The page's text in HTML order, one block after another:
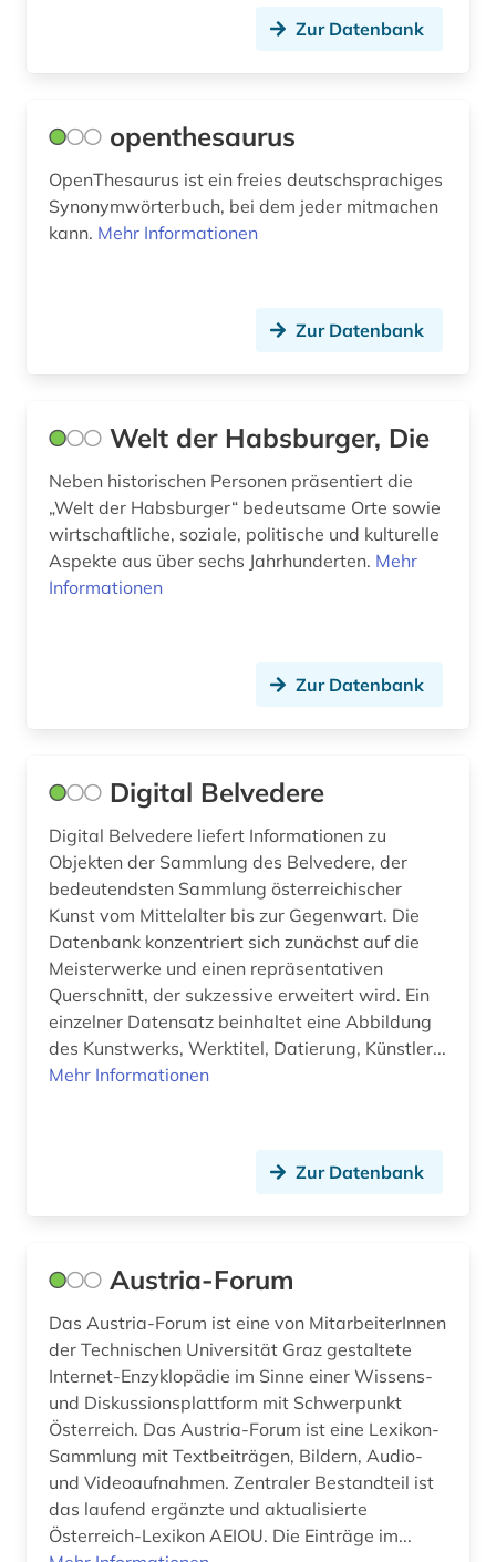
geschichte 1500 - 1800 (1)
geschichte 1740-1945 (1)
geschichte 1800-1930 (1)
geschichte 1815-1945 (1)
geschichte 1917-1970 (1)
geschichte 1933-1945 (1)
geschichte 1939-1945 (1)
geschichte 1945- (1)
geschichte 1945-2000 (1)
geschichte 1973-1995 (1)
geschichte 500 - 1250 (1)
geschichte <1848 -1938> (1)
geschichte anfänge-1400 (1)
geschichte der philologie (1)
gesetz (2)
gesetzeskommentare (1)
gesundheitswesen (2)
gewerbe (1)
goerdeler, carl | jurist; politiker; bürgermeister;
widerstandskämpfer (1)
grab (3)
Zur Datenbank
openthesaurus
OpenThesaurus ist ein freies deutschsprachiges
Synonymwörterbuch, bei dem jeder mitmachen
kann. Mehr Informationen
Zur Datenbank
Welt der Habsburger, Die
Neben historischen Personen präsentiert die
„Welt der Habsburger“ bedeutsame Orte sowie
wirtschaftliche, soziale, politische und kulturelle
Aspekte aus über sechs Jahrhunderten. Mehr
Informationen
Zur Datenbank
Digital Belvedere
Digital Belvedere liefert Informationen zu
Objekten der Sammlung des Belvedere, der
bedeutendsten Sammlung österreichischer
Kunst vom Mittelalter bis zur Gegenwart. Die
Datenbank konzentriert sich zunächst auf die
Meisterwerke und einen repräsentativen
Querschnitt, der sukzessive erweitert wird. Ein
einzelner Datensatz beinhaltet eine Abbildung
des Kunstwerks, Werktitel, Datierung, Künstler...
Mehr Informationen
Zur Datenbank
Austria-Forum
Das Austria-Forum ist eine von MitarbeiterInnen
der Technischen Universität Graz gestaltete
Internet-Enzyklopädie im Sinne einer Wissens-
und Diskussionsplattform mit Schwerpunkt
Österreich. Das Austria-Forum ist eine Lexikon-
Sammlung mit Textbeiträgen, Bildern, Audio-
und Videoaufnahmen. Zentraler Bestandteil ist
das laufend ergänzte und aktualisierte
Österreich-Lexikon AEIOU. Die Einträge im...